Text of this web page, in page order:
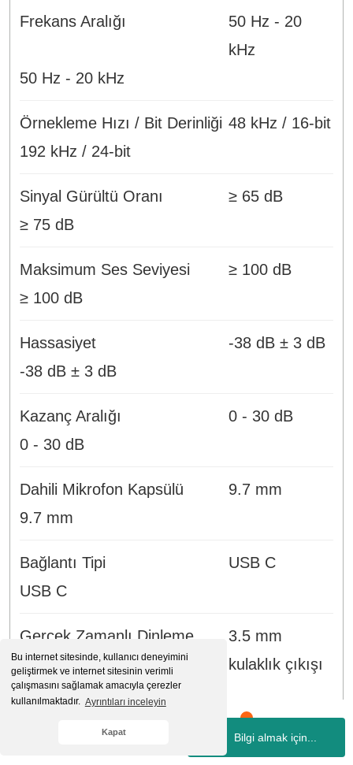
Bu internet sitesinde, kullanıcı deneyimini
geliştirmek ve internet sitesinin verimli
çalışmasını sağlamak amacıyla çerezler
kullanılmaktadır. Ayrıntıları inceleyin
Kapat Bilgi almak için...
Frekans Aralığı
50 Hz - 20
kHz
50 Hz - 20 kHz
Örnekleme Hızı / Bit Derinliği 48 kHz / 16-bit
192 kHz / 24-bit
Sinyal Gürültü Oranı
≥ 65 dB
≥ 75 dB
Maksimum Ses Seviyesi
≥ 100 dB
≥ 100 dB
Hassasiyet
-38 dB ± 3 dB
-38 dB ± 3 dB
Kazanç Aralığı
0 - 30 dB
0 - 30 dB
Dahili Mikrofon Kapsülü
9.7 mm
9.7 mm
Bağlantı Tipi
USB C
USB C
Gerçek Zamanlı Dinleme
3.5 mm
kulaklık çıkışı
3.5 mm kulaklık çıkışı
360 derece
Sepetim İletişim